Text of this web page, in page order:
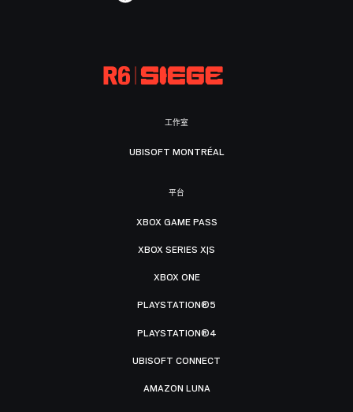
工作室
UBISOFT MONTRÉAL
平台
XBOX GAME PASS
XBOX SERIES X|S
XBOX ONE
PLAYSTATION®5
PLAYSTATION®4
UBISOFT CONNECT
AMAZON LUNA